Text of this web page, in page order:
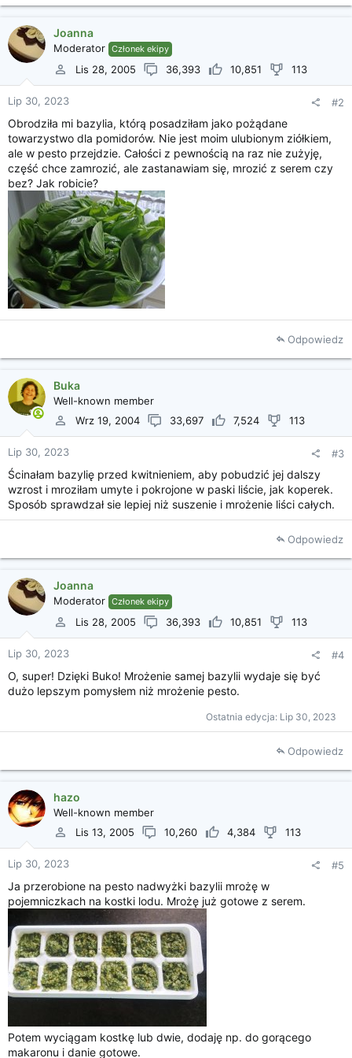
Joanna
Moderator Członek ekipy
Lis 28, 2005 36,393 10,851 113
Lip 30, 2023 #2
Obrodziła mi bazylia, którą posadziłam jako pożądane
towarzystwo dla pomidorów. Nie jest moim ulubionym ziółkiem,
ale w pesto przejdzie. Całości z pewnością na raz nie zużyję,
część chce zamrozić, ale zastanawiam się, mrozić z serem czy
bez? Jak robicie?
Odpowiedz
Buka
Well-known member
Wrz 19, 2004
33,697 7,524 113
Lip 30, 2023 #3
Ścinałam bazylię przed kwitnieniem, aby pobudzić jej dalszy
wzrost i mroziłam umyte i pokrojone w paski liście, jak koperek.
Sposób sprawdzał sie lepiej niż suszenie i mrożenie liści całych.
Odpowiedz
Joanna
Moderator Członek ekipy
Lis 28, 2005 36,393 10,851 113
Lip 30, 2023 #4
O, super! Dzięki Buko! Mrożenie samej bazylii wydaje się być
dużo lepszym pomysłem niż mrożenie pesto.
Ostatnia edycja: Lip 30, 2023
Odpowiedz
hazo
Well-known member
Lis 13, 2005
10,260 4,384 113
Lip 30, 2023 #5
Ja przerobione na pesto nadwyżki bazylii mrożę w
pojemniczkach na kostki lodu. Mrożę już gotowe z serem.
Potem wyciągam kostkę lub dwie, dodaję np. do gorącego
makaronu i danie gotowe.